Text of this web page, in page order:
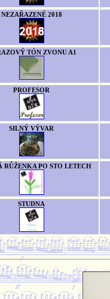
NEZAŘAZENÉ 2018
TÓN ZVONU A1
PROFESOR
SILNÝ VÝVAR
RŮŽENKA PO STO LETECH
STUDNA